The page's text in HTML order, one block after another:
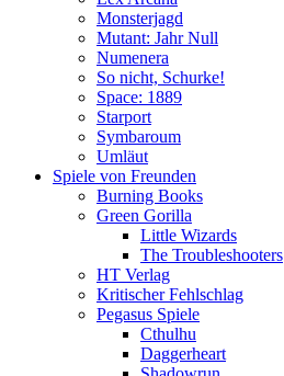
Monsterjagd
Mutant: Jahr Null
Numenera
So nicht, Schurke!
Space: 1889
Starport
Symbaroum
Umläut
Spiele von Freunden
Burning Books
Green Gorilla
Little Wizards
The Troubleshooters
HT Verlag
Kritischer Fehlschlag
Pegasus Spiele
Cthulhu
Daggerheart